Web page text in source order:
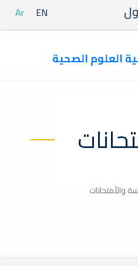
Ar EN
العلوم الصحية
والأمتحانات